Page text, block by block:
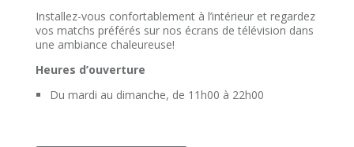
Installez-vous confortablement à l’intérieur et regardez
vos matchs préférés sur nos écrans de télévision dans
une ambiance chaleureuse!
Heures d’ouverture
Du mardi au dimanche, de 11h00 à 22h00